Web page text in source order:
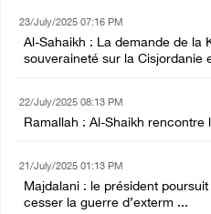
23/July/2025 07:16 PM
Al-Sahaikh : La demande de la
souveraineté sur la Cisjordanie
22/July/2025 08:13 PM
Ramallah : Al-Shaikh
21/July/2025 01:13 PM
Majdalani : le président
cesser la guerre d’exterm ...